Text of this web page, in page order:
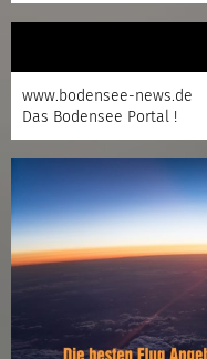
www.bodensee-news.de
Das Bodensee Portal !